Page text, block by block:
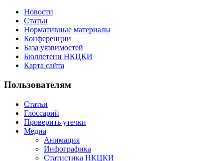
Новости
Статьи
Нормативные материалы
Конференции
База уязвимостей
Бюллетени НКЦКИ
Карта сайта
Пользователям
Статьи
Глоссарий
Проверить утечки
Медиа
Анимация
Инфографика
Статистика НКЦКИ